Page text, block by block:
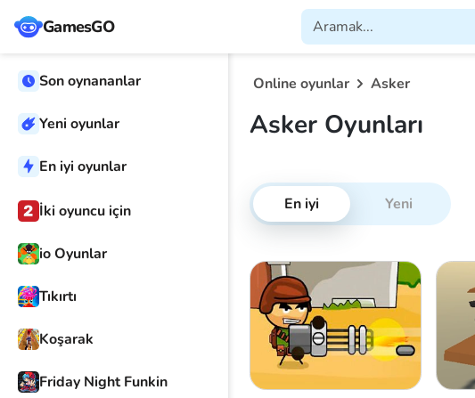
GamesGO
Son oynananlar
Yeni oyunlar
En iyi oyunlar
İki oyuncu için
io Oyunlar
Tıkırtı
Koşarak
Friday Night Funkin
Online oyunlar Asker
Asker Oyunları
En iyi Yeni